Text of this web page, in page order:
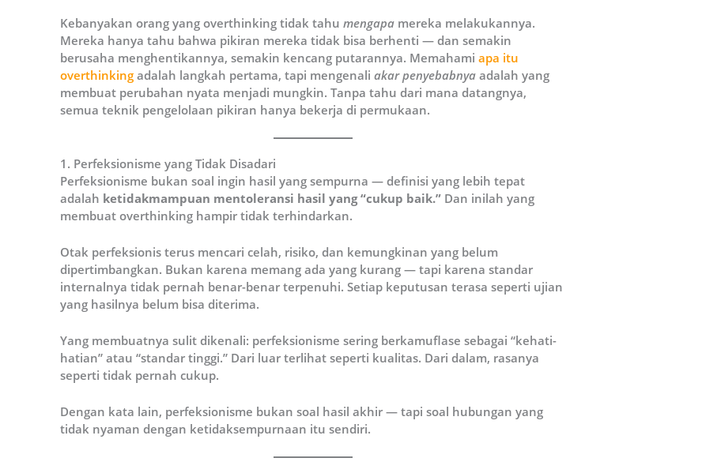
Kebanyakan orang yang overthinking tidak tahumengapa mereka melakukannya.
Mereka hanya tahu bahwa pikiran mereka tidak bisa berhenti — dan semakin
berusaha menghentikannya, semakin kencang putarannya. Memahamiapa itu
overthinking adalah langkah pertama, tapi mengenaliakar penyebabnya adalah yang
membuat perubahan nyata menjadi mungkin. Tanpa tahu dari mana datangnya,
semua teknik pengelolaan pikiran hanya bekerja di permukaan.
1. Perfeksionisme yang Tidak Disadari
Perfeksionisme bukan soal ingin hasil yang sempurna — definisi yang lebih tepat
adalah ketidakmampuan mentoleransi hasil yang “cukup baik.” Dan inilah yang
membuat overthinking hampir tidak terhindarkan.
Otak perfeksionis terus mencari celah, risiko, dan kemungkinan yang belum
dipertimbangkan. Bukan karena memang ada yang kurang — tapi karena standar
internalnya tidak pernah benar-benar terpenuhi. Setiap keputusan terasa seperti ujian
yang hasilnya belum bisa diterima.
Yang membuatnya sulit dikenali: perfeksionisme sering berkamuflase sebagai “kehati-
hatian” atau “standar tinggi.” Dari luar terlihat seperti kualitas. Dari dalam, rasanya
seperti tidak pernah cukup.
Dengan kata lain, perfeksionisme bukan soal hasil akhir — tapi soal hubungan yang
tidak nyaman dengan ketidaksempurnaan itu sendiri.